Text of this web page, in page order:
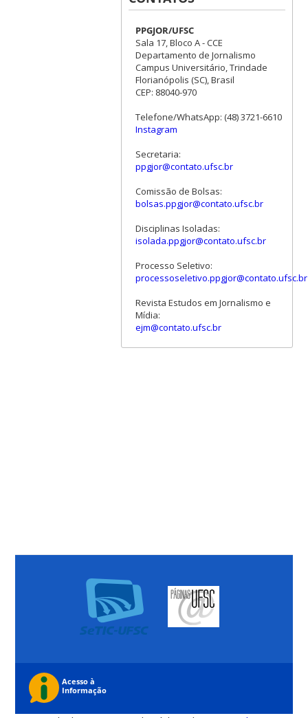
PPGJOR/UFSC
Sala 17, Bloco A - CCE
Departamento de Jornalismo
Campus Universitário, Trindade
Florianópolis (SC), Brasil
CEP: 88040-970
Telefone/WhatsApp: (48) 3721-6610
Instagram
Secretaria:
ppgjor@contato.ufsc.br
Comissão de Bolsas:
bolsas.ppgjor@contato.ufsc.br
Disciplinas Isoladas:
isolada.ppgjor@contato.ufsc.br
Processo Seletivo:
processoseletivo.ppgjor@contato.ufsc.br
Revista Estudos em Jornalismo e
Mídia:
ejm@contato.ufsc.br